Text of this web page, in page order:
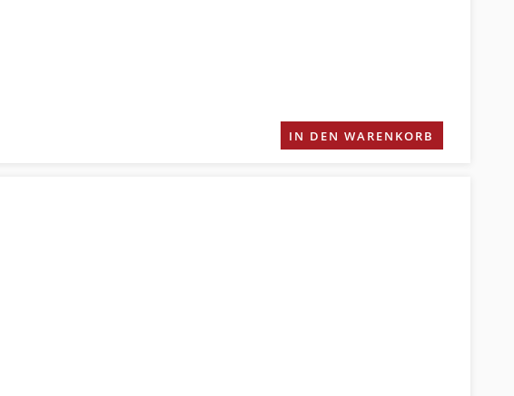
IN DEN WARENKORB